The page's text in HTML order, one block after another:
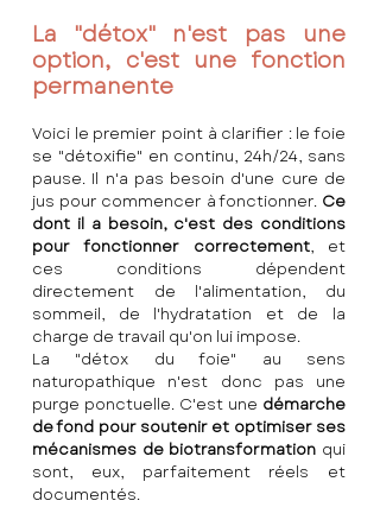
La "détox" n'est pas une
option, c'est une fonction
permanente
Voici le premier point à clarifier : le foie
se "détoxifie" en continu, 24h/24, sans
pause. Il n'a pas besoin d'une cure de
jus pour commencer à fonctionner. Ce
dont il a besoin, c'est des conditions
pour fonctionner correctement, et
ces conditions dépendent
directement de l'alimentation, du
sommeil, de l'hydratation et de la
charge de travail qu'on lui impose.
La "détox du foie" au sens
naturopathique n'est donc pas une
purge ponctuelle. C'est une démarche
de fond pour soutenir et optimiser ses
mécanismes de biotransformation qui
sont, eux, parfaitement réels et
documentés.